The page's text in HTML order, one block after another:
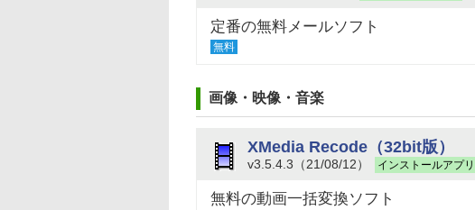
定番の無料メールソフト
無料
画像・映像・音楽
XMedia Recode（32bit版）
v3.5.4.3（21/08/12） インストールアプリ
無料の動画一括変換ソフト